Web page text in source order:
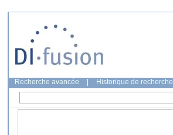
Recherche avancée Historique de recherche